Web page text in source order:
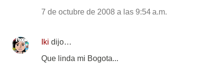
7 de octubre de 2008 a las 9:54 a.m.
Iki dijo…
Que linda mi Bogota...